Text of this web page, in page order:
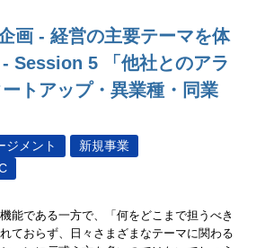
画 - 経営の主要テーマを体
Session 5 「他社とのアラ
トアップ・異業種・同業
ジメント
新規事業
能である一方で、「何をどこまで担うべき
ておらず、日々さまざまなテーマに関わる